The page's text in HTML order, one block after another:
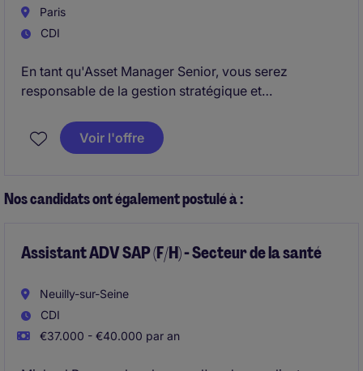
Poste basé à Nantes, Rennes, Angers ou Bordeaux.
Paris
CDI
En tant qu'Asset Manager Senior, vous serez
responsable de la gestion stratégique et
... )
valorisation des portefeuilles immobiliers confiés.
Voir l'offre
Nos candidats ont également postulé à :
Assistant ADV SAP (F/H) - Secteur de la santé
Neuilly-sur-Seine
CDI
€37.000 - €40.000 par an